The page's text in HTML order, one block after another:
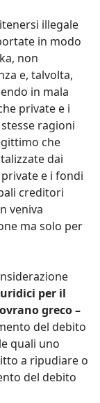
illegale
in modo
non
e, talvolta,
in mala
private e i
ragioni
che
dai
e i fondi
creditori
veniva
ma solo per
per il
greco –
del debito
quali uno
a ripudiare o
del debito